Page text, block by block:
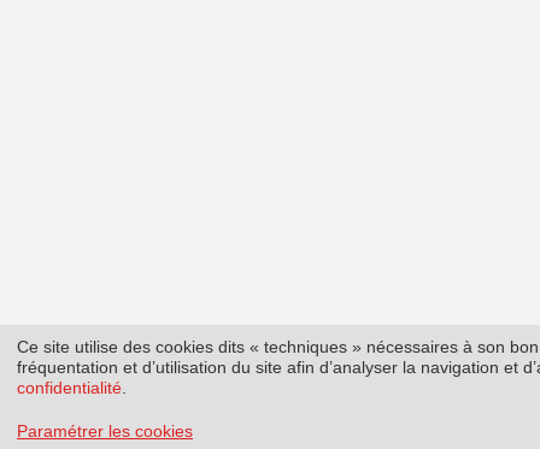
Ce site utilise des cookies dits « techniques » nécessaires à son
fréquentation et d’utilisation du site afin d’analyser la navigation et
confidentialité
Paramétrer les cookies